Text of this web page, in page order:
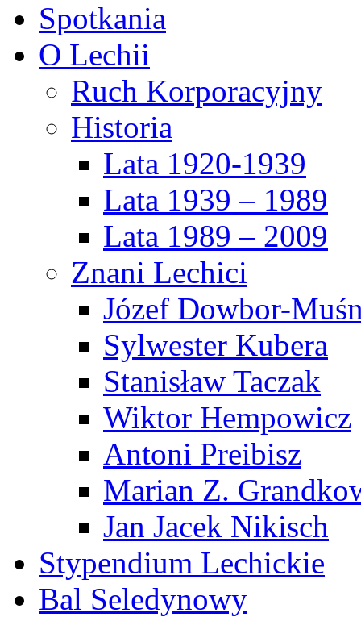
Spotkania
O Lechii
Ruch Korporacyjny
Historia
Lata 1920-1939
Lata 1939 – 1989
Lata 1989 – 2009
Znani Lechici
Józef Dowbor-
Sylwester Kubera
Stanisław Taczak
Wiktor Hempowicz
Antoni Preibisz
Marian Z.
Jan Jacek Nikisch
Stypendium Lechickie
Bal Seledynowy